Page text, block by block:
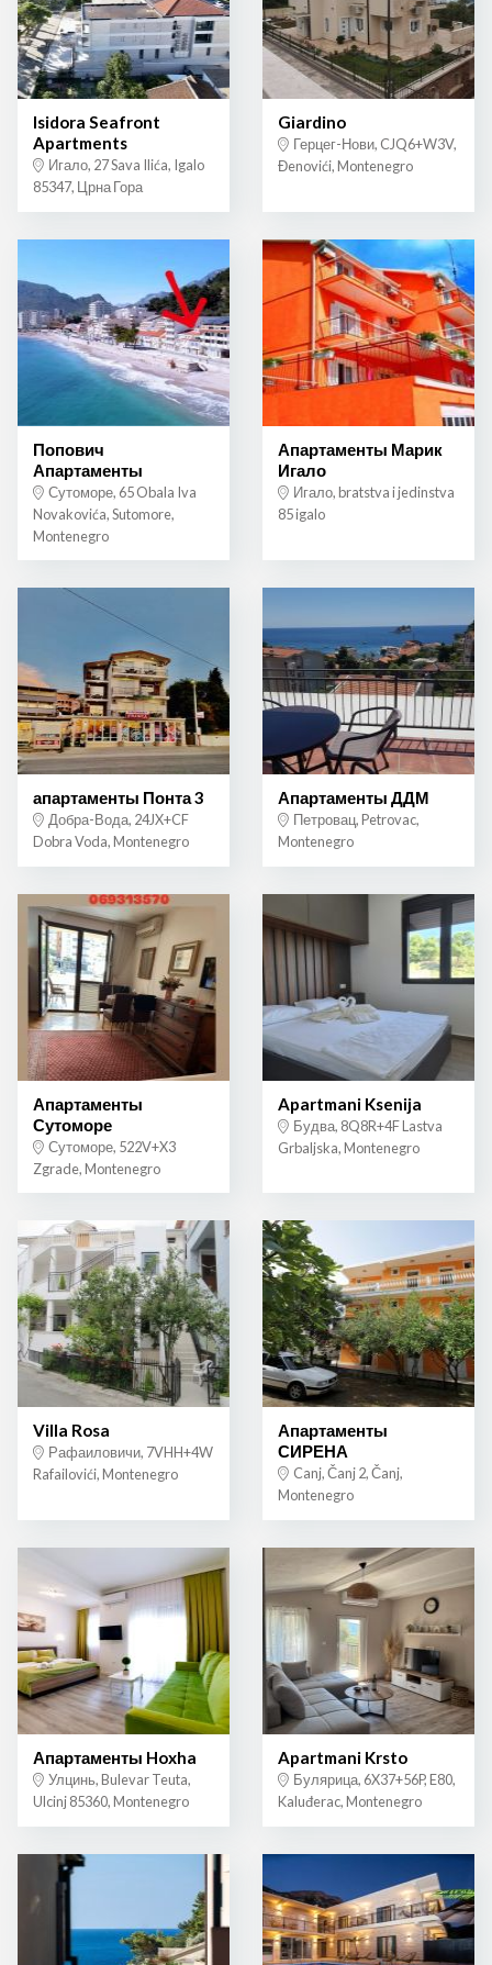
Isidora Seafront
Apartments
Игало, 27 Sava Ilića, Igalo
85347, Црна Гора
Giardino
Герцег-Нови, CJQ6+W3V,
Đenovići, Montenegro
Попович
Апартаменты
Сутоморе, 65 Obala Iva
Novakovića, Sutomore,
Montenegro
Апартаменты Марик
Игало
Игало, bratstva i jedinstva
85 igalo
апартаменты Понта 3
Добра-Вода, 24JX+CF
Dobra Voda, Montenegro
Апартаменты ДДМ
Петровац, Petrovac,
Montenegro
Апартаменты
Сутоморе
Сутоморе, 522V+X3
Zgrade, Montenegro
Apartmani Ksenija
Будва, 8Q8R+4F Lastva
Grbaljska, Montenegro
Villa Rosa
Рафаиловичи, 7VHH+4W
Rafailovići, Montenegro
Апартаменты
СИРЕНА
Canj, Čanj 2, Čanj,
Montenegro
Апартаменты Hoxha
Улцинь, Bulevar Teuta,
Ulcinj 85360, Montenegro
Apartmani Krsto
Булярица, 6X37+56P, E80,
Kaluđerac, Montenegro